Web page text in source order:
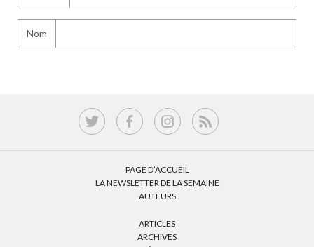
Nom
PAGE D’ACCUEIL
LA NEWSLETTER DE LA SEMAINE
AUTEURS
ARTICLES
ARCHIVES